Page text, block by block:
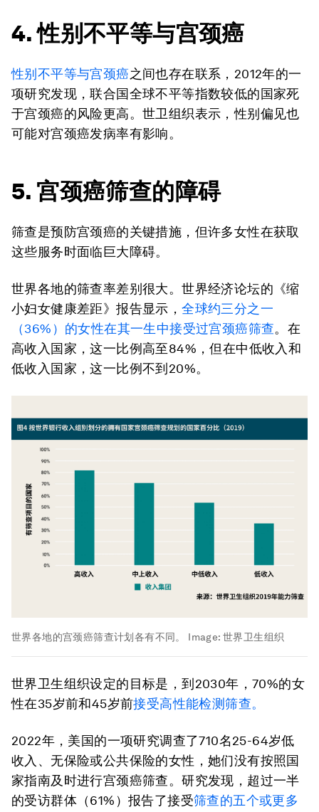
4. 性别不平等与宫颈癌
性别不平等与宫颈癌之间也存在联系，2012年的一
项研究发现，联合国全球不平等指数较低的国家死
于宫颈癌的风险更高。世卫组织表示，性别偏见也
可能对宫颈癌发病率有影响。
5. 宫颈癌筛查的障碍
筛查是预防宫颈癌的关键措施，但许多女性在获取
这些服务时面临巨大障碍。
世界各地的筛查率差别很大。世界经济论坛的《缩
小妇女健康差距》报告显示，全球约三分之一
（36%）的女性在其一生中接受过宫颈癌筛查。在
高收入国家，这一比例高至84%，但在中低收入和
低收入国家，这一比例不到20%。
世界各地的宫颈癌筛查计划各有不同。 Image:世界卫生组织
世界卫生组织设定的目标是，到2030年，70%的女
性在35岁前和45岁前接受高性能检测筛查。
2022年，美国的一项研究调查了710名25-64岁低
收入、无保险或公共保险的女性，她们没有按照国
家指南及时进行宫颈癌筛查。研究发现，超过一半
的受访群体（61%）报告了接受筛查的五个或更多